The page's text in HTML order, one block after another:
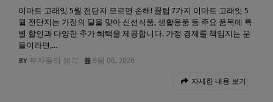
이마트 고래잇 5월 전단지 모르면 손해! 꿀팁 7가지 이마트 고래잇 5
월 전단지는 가정의 달을 맞아 신선식품, 생활용품 등 주요 품목에 특
별 할인과 다양한 추가 혜택을 제공합니다. 가정 경제를 책임지는 분
들이라면,…
부자들의 생각
8월 06, 2026
자세한 내용 보기